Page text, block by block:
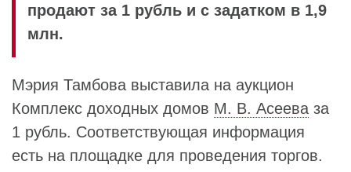
продают за 1 рубль и с задатком в 1,9
млн.
Мэрия Тамбова выставила на аукцион
Комплекс доходных домов М. В. Асеева за
1 рубль. Соответствующая информация
есть на площадке для проведения торгов.